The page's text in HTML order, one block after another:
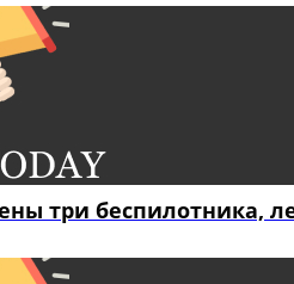
три беспилотника,